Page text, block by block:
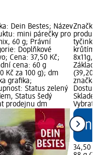
Dein Bestes; Název
mini párečky pro
60 g; Právní
Doplňkové
Cena: 37,50 Kč;
cena: 60 g
Kč za 100 g); dm
grafika;
Status zelený
Status šedý
prodejnu dm
Značka:
tyčinky
krůtím
8x11g, 8
(39,20
značka
Vybrat
34,50 Kč